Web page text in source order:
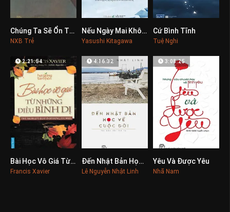
0
Chúng Ta Sẽ Ổn Thôi Mà
NXB Trẻ
0Nếu Ngày Mai Không Bao Giờ Đến
Yasushi Kitagawa
Cứ Bình Tĩnh
Tuệ Nghi
0
2:21:54
Bài Học Vô Giá Từ Những Điều Bình Dị
Francis Xavier
0
4:16:32
Đến Nhật Bản Học Về Cuộc Đời
Lê Nguyễn Nhật Linh
3:08:25
Yêu Và Được Yêu
Nhã Nam